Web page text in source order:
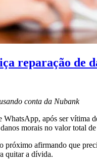
reparação de
conta da Nubank
após ser vítima
morais no valor total
afirmando que
quitar a dívida.